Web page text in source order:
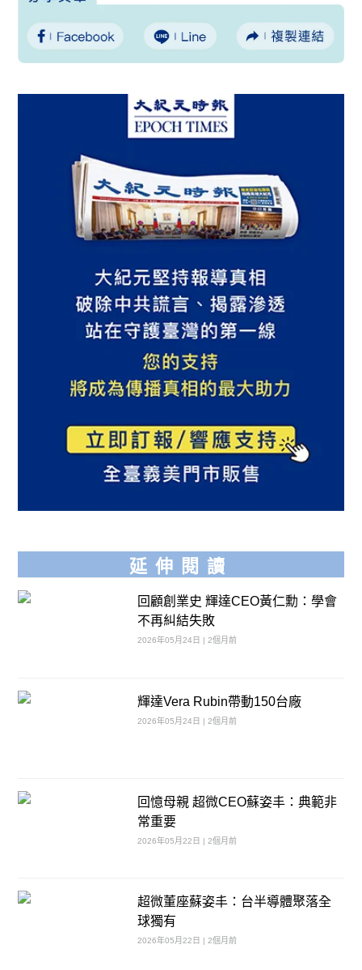
延伸閱讀
回顧創業史 輝達CEO黃仁勳：學會
不再糾結失敗
2026年05月24日 | 2個月前
輝達Vera Rubin帶動150台廠
2026年05月24日 | 2個月前
回憶母親 超微CEO蘇姿丰：典範非
常重要
2026年05月22日 | 2個月前
超微董座蘇姿丰：台半導體聚落全
球獨有
2026年05月22日 | 2個月前